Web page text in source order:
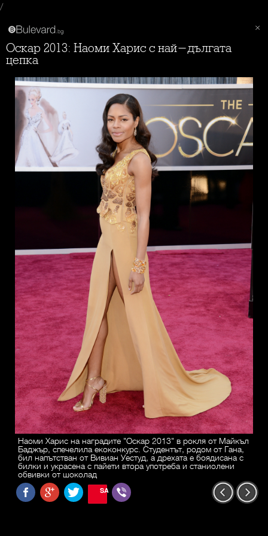
/
Оскар 2013: Наоми Харис с най-дългата
цепка
Наоми Харис на наградите "Оскар 2013" в рокля от Майкъл
Баджър, спечелила екоконкурс. Студентът, родом от Гана,
бил напътстван от Вивиан Уестуд, а дрехата е боядисана с
билки и украсена с пайети втора употреба и станиолени
обвивки от шоколад
SAVE